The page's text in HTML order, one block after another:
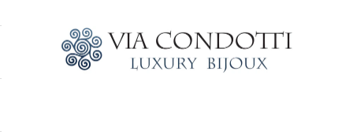
Via Condotti Store